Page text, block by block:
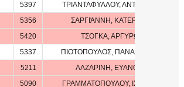
5397
ΤΡΙΑΝΤΑΦΥΛΛΟΥ, ΑΝΤΩΝΙΟΣ
5356
ΣΑΡΓΙΆΝΝΗ, ΚΑΤΕΡΊΝΑ
5420
ΤΣΟΓΚΑ, ΑΡΓΥΡΩ
5337
ΠΙΟΤΟΠΟΥΛΟΣ, ΠΑΝΑΓΙΩΤΗΣ
5211
ΛΑΖΑΡΙΝΗ, ΕΥΑΝΘΙΑ
5090
ΓΡΑΜΜΑΤΟΠΟΥΛΟΥ, ΙΣΙΔΩΡΑ